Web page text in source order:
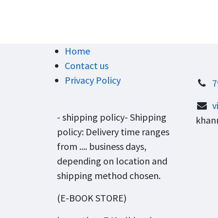
Home
Contact us
Privacy Policy
- shipping policy- Shipping
policy: Delivery time ranges
from .... business days,
depending on location and
shipping method chosen.
(E-BOOK STORE)